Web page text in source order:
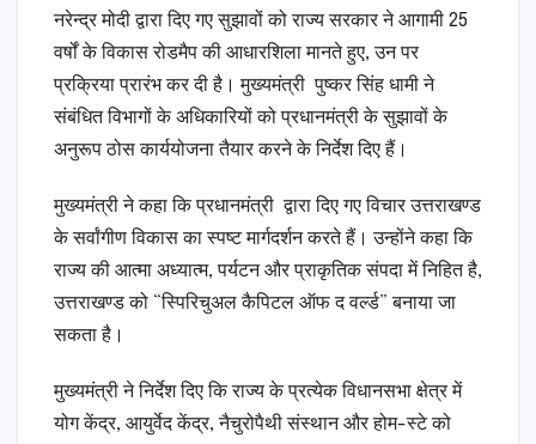
नरेन्द्र मोदी द्वारा दिए गए सुझावों को राज्य सरकार ने आगामी 25
वर्षों के विकास रोडमैप की आधारशिला मानते हुए, उन पर
प्रक्रिया प्रारंभ कर दी है। मुख्यमंत्री पुष्कर सिंह धामी ने
संबंधित विभागों के अधिकारियों को प्रधानमंत्री के सुझावों के
अनुरूप ठोस कार्ययोजना तैयार करने के निर्देश दिए हैं।
मुख्यमंत्री ने कहा कि प्रधानमंत्री द्वारा दिए गए विचार उत्तराखण्ड
के सर्वांगीण विकास का स्पष्ट मार्गदर्शन करते हैं। उन्होंने कहा कि
राज्य की आत्मा अध्यात्म, पर्यटन और प्राकृतिक संपदा में निहित है,
उत्तराखण्ड को “स्पिरिचुअल कैपिटल ऑफ द वर्ल्ड” बनाया जा
सकता है।
मुख्यमंत्री ने निर्देश दिए कि राज्य के प्रत्येक विधानसभा क्षेत्र में
योग केंद्र, आयुर्वेद केंद्र, नैचुरोपैथी संस्थान और होम-स्टे को